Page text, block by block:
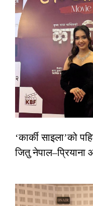
‘कार्की साइला’को
जितु नेपाल–प्रियाना